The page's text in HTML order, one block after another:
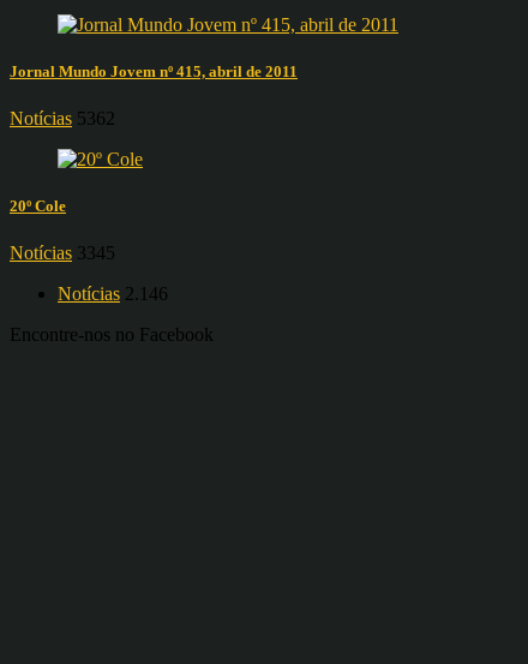
Jornal Mundo Jovem nº 415, abril de 2011
Notícias 5362
20º Cole
Notícias 3345
Notícias 2.146
Encontre-nos no Facebook